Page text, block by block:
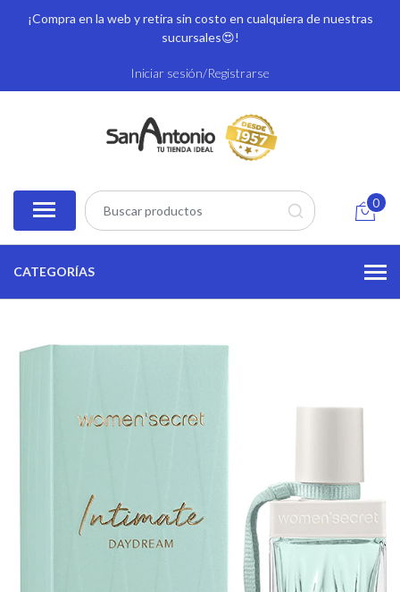
¡Compra en la web y retira sin costo en cualquiera de nuestras
sucursales😍!
Iniciar sesión/Registrarse
0
CATEGORÍAS